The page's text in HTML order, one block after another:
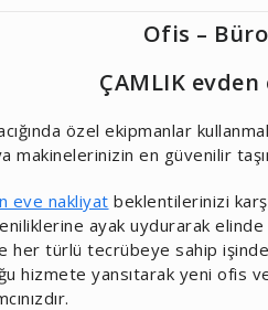
Ofis –
ÇAMLIK
özel ekipmanlar
makinelerinizin en güvenilir
eve nakliyat beklentilerinizi
ayak uydurarak
her türlü tecrübeye sahip
hizmete yansıtarak yeni ofis